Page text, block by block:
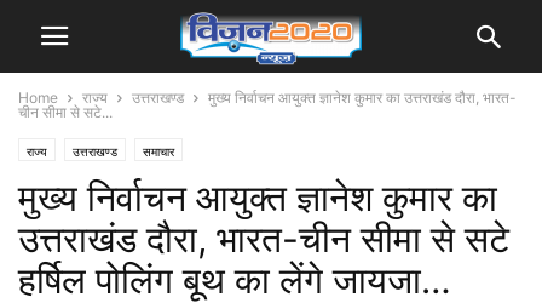
Home राज्य उत्तराखण्ड
मुख्य निर्वाचन आयुक्त ज्ञानेश कुमार का उत्तराखंड दौरा, भारत-
चीन सीमा से सटे...
राज्य उत्तराखण्ड समाचार
मुख्य निर्वाचन आयुक्त ज्ञानेश कुमार का
उत्तराखंड दौरा, भारत-चीन सीमा से सटे
हर्षिल पोलिंग बूथ का लेंगे जायजा…